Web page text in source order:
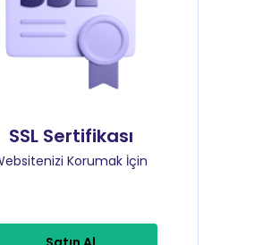
SSL Sertifikası
Korumak İçin